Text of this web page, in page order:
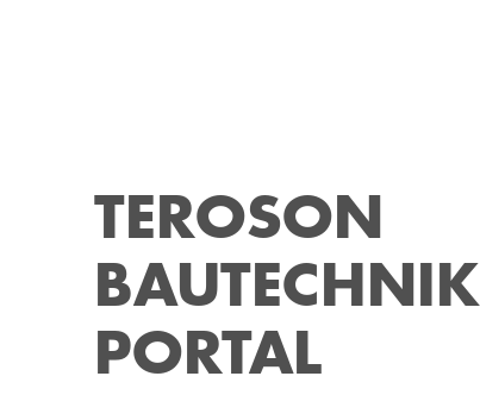
TEROSON
BAUTECHNIK
PORTAL